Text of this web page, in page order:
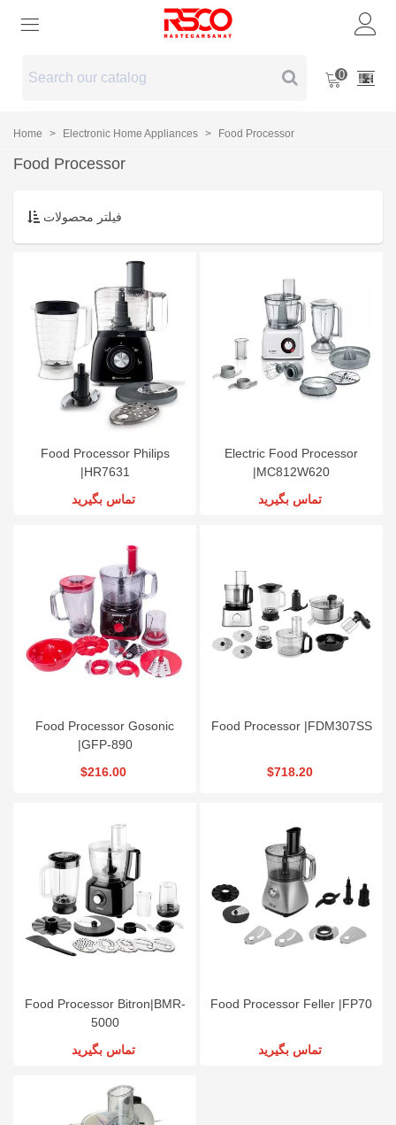
0
Home > Electronic Home Appliances > Food Processor
Food Processor
فیلتر محصولات
Food Processor Philips
|HR7631
تماس بگیرید
Electric Food Processor
|MC812W620
تماس بگیرید
Food Processor Gosonic
|GFP-890
$216.00
Food Processor |FDM307SS
$718.20
Food Processor Bitron|BMR-
5000
تماس بگیرید
Food Processor Feller |FP70
تماس بگیرید